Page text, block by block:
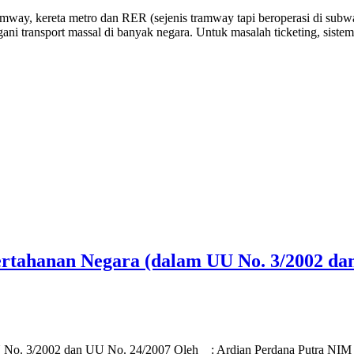
kereta metro dan RER (sejenis tramway tapi beroperasi di
transport massal di banyak negara. Untuk masalah ticketing,
Negara (dalam UU No. 3/2002
No. 3/2002 dan UU No. 24/2007 Oleh : Ardian Perdana Putra